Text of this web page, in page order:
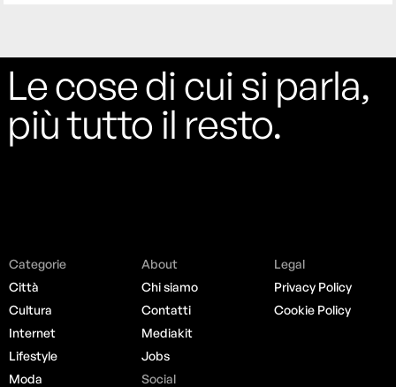
Le cose di cui si parla,
più tutto il resto.
Categorie
Città
Cultura
Internet
Lifestyle
Moda
About
Chi siamo
Contatti
Mediakit
Jobs
Social
Legal
Privacy Policy
Cookie Policy